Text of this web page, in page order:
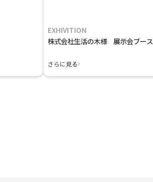
EXHIVITION
株式会社生活の木様 展示会ブース
さらに見る